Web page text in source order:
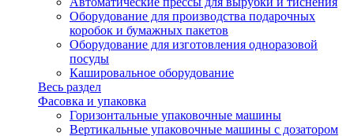
Оборудование для производства подарочных
коробок и бумажных пакетов
Оборудование для изготовления одноразовой
посуды
Кашировальное оборудование
Весь раздел
Фасовка и упаковка
Горизонтальные упаковочные машины
Вертикальные упаковочные машины с дозатором